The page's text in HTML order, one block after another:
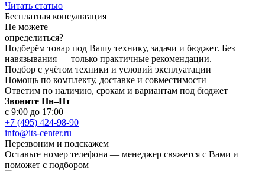
Читать статью
Бесплатная консультация
Не можете
определиться?
Подберём товар под Вашу технику, задачи и бюджет. Без
навязывания — только практичные рекомендации.
Подбор с учётом техники и условий эксплуатации
Помощь по комплекту, доставке и совместимости
Ответим по наличию, срокам и вариантам под бюджет
Звоните Пн–Пт
с 9:00 до 17:00
+7 (495) 424-98-90
info@its-center.ru
Перезвоним и подскажем
Оставьте номер телефона — менеджер свяжется с Вами и
поможет с подбором